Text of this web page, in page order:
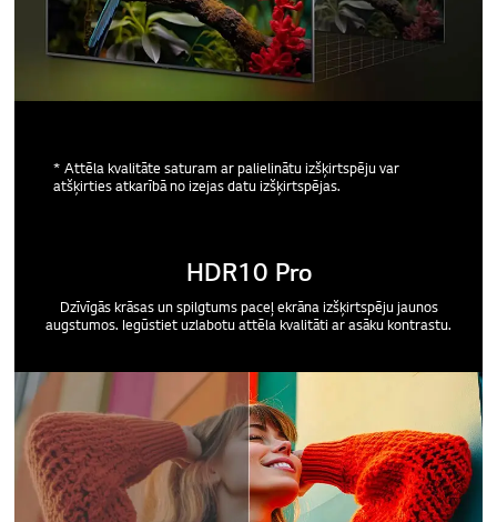
* Attēla kvalitāte saturam ar palielinātu izšķirtspēju var
atšķirties atkarībā no izejas datu izšķirtspējas.
HDR10 Pro
Dzīvīgās krāsas un spilgtums paceļ ekrāna izšķirtspēju jaunos
augstumos. Iegūstiet uzlabotu attēla kvalitāti ar asāku kontrastu.